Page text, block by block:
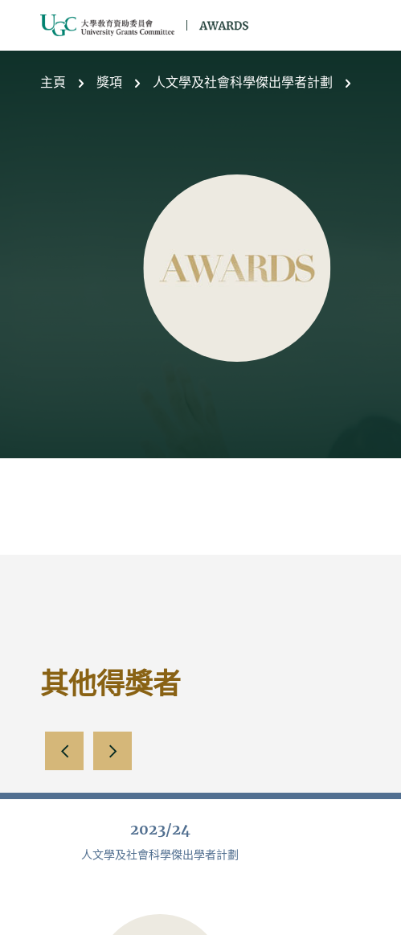
主頁 獎項 人文學及社會科學傑出學者計劃
其他得獎者
向左滑動向右滑動
2023/24
人文學及社會科學傑出學者計劃